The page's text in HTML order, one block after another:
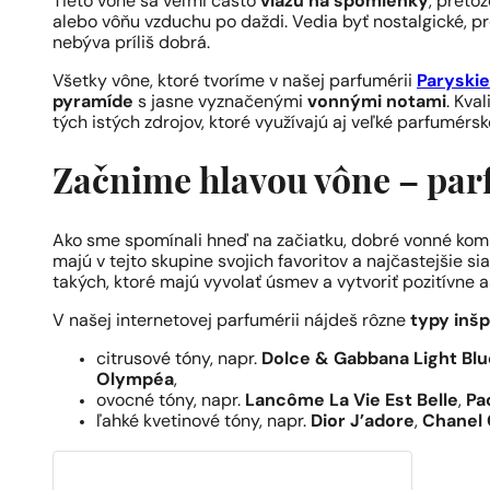
alebo vôňu vzduchu po daždi. Vedia byť nostalgické,
nebýva príliš dobrá.
Všetky vône, ktoré tvoríme v našej parfumérii
pyramíde s jasne vyznačenými vonnými notami.
tých istých zdrojov, ktoré využívajú aj veľké
Začnime hlavou vône –
Ako sme spomínali hneď na začiatku, dobré vonné
majú v tejto skupine svojich favoritov a najčastejšie
takých, ktoré majú vyvolať úsmev a vytvoriť pozitívne
V našej internetovej parfumérii nájdeš rôzne typy
citrusové tóny, napr. Dolce & Gabbana Light
Olympéa,
ovocné tóny, napr. Lancôme La Vie Est Belle,
ľahké kvetinové tóny, napr. Dior J’adore, Chanel